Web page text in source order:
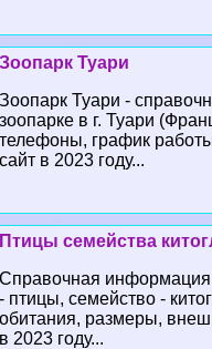
Зоопарк Туари
Зоопарк Туари -
зоопарке в г. Туари
телефоны, график
сайт в 2023 году...
Птицы семейства
Справочная
- птицы, семейство -
обитания, размеры,
в 2023 году...